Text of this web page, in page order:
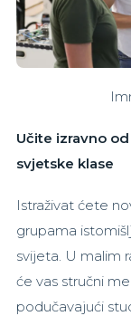
Učite izravno
svjetske klase
Istraživat ćete
grupama
svijeta. U malim
će vas stručni
podučavajući